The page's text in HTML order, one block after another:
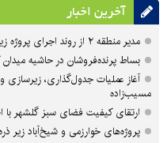
آخرین اخبار
مدیر منطقه ۲ از روند اجرای پروژه زیرگذر شیخ‌آباد بازدید کرد
بساط پرنده‌فروشان در حاشیه
آغاز عملیات جدول‌گذاری،
مسیب‌زاده
ارتقای کیفیت فضای سبز گلشهر با
پروژه‌های خوارزمی و شیخ‌آباد زیر